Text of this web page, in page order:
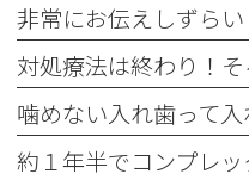
噛めない入れ歯って